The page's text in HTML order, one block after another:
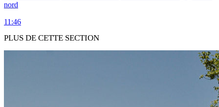
nord
11:46
PLUS DE CETTE SECTION